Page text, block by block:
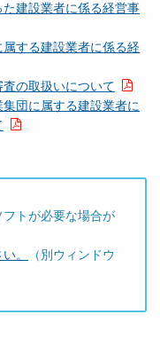
建設業者に係る経営事
する建設業者に係る経
の取扱いについて
団に属する建設業者に
トが必要な場合が
。
（別ウィンドウ